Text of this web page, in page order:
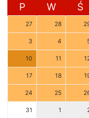
P W Ś
27 28
3 4
10 11
17 18
24 25
31 1